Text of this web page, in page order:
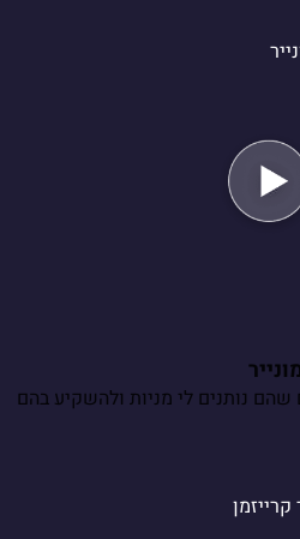
שהם נותנים לי מניות ולהשקיע בהם